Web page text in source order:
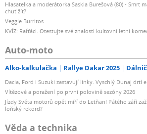
Hlasatelka a moderátorka Saskia Burešová (80) - Smrt
chuť žít?
Veggie Burritos
KVÍZ: Rafťáci. Otestujte své znalosti kultovní letní
Auto-moto
Alko-kalkulačka Rallye Dakar 2025
Dacia, Ford i Suzuki zastavují linky. Vyschlý Dunaj drtí
Vítězové a poražení po první polovině sezóny 2026
Jízdy Světa motorů opět míří do Letňan! Pátého září
loňský rekord?
Věda a technika